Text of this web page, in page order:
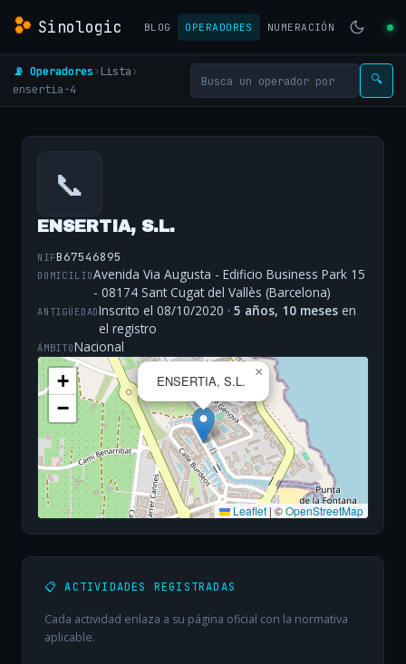
Sinologic BLOG OPERADORES NUMERACIÓN
📡 Operadores› Lista›
ensertia-4
🔍
📞
ENSERTIA, S.L.
NIFB67546895
DOMICILIOAvenida Via Augusta - Edificio Business Park 15
- 08174 Sant Cugat del Vallès (Barcelona)
ANTIGÜEDADInscrito el 08/10/2020 ·5 años, 10 meses en
el registro
ÁMBITONacional
ENSERTIA, S.L.
×
+
−
Leaflet |©OpenStreetMap
📋 ACTIVIDADES REGISTRADAS
Cada actividad enlaza a su página oficial con la normativa
aplicable.